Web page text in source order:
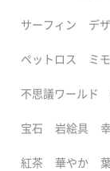
サーフィン デ
ペットロス ミ
不思議ワールド
宝石 岩絵具
紅茶 華やか 葉